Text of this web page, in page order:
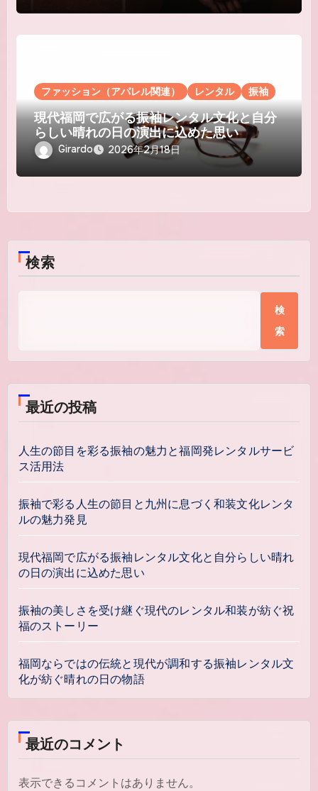
ファッション（アパレル関連） レンタル 振袖
現代福岡で広がる振袖レンタル文化と自分
らしい晴れの日の演出に込めた思い
Girardo 2026年2月18日
検索
検
索
最近の投稿
人生の節目を彩る振袖の魅力と福岡発レンタルサービ
ス活用法
振袖で彩る人生の節目と九州に息づく和装文化レンタ
ルの魅力発見
現代福岡で広がる振袖レンタル文化と自分らしい晴れ
の日の演出に込めた思い
振袖の美しさを受け継ぐ現代のレンタル和装が紡ぐ祝
福のストーリー
福岡ならではの伝統と現代が調和する振袖レンタル文
化が紡ぐ晴れの日の物語
最近のコメント
表示できるコメントはありません。